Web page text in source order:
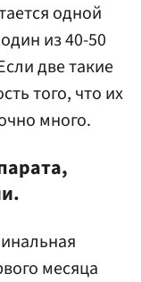
одной
из 40-50
две такие
того, что их
много.
месяца